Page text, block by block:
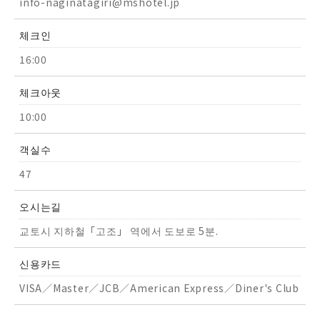
체크인
16:00
체크아웃
10:00
객실수
47
오시는길
교토시 지하철「고조」 역에서 도보로 5분.
신용카드
VISA／Master／JCB／American Express／Diner's Club